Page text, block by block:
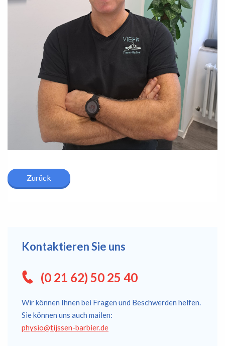
Zurück
Kontaktieren Sie uns
(0 21 62) 50 25 40
Wir können Ihnen bei Fragen und Beschwerden helfen.
Sie können uns auch mailen:
physio@tijssen-barbier.de